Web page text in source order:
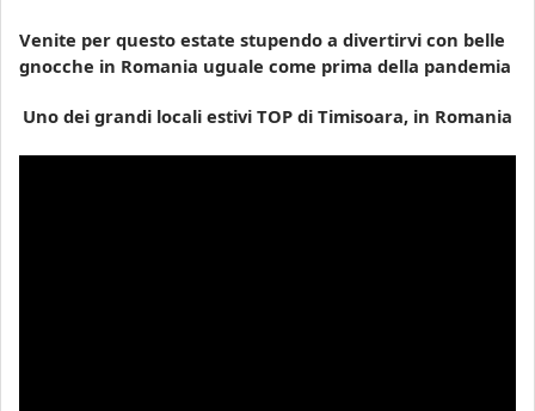
Venite per questo estate stupendo a divertirvi con belle
gnocche in Romania uguale come prima della pandemia
Uno dei grandi locali estivi TOP di Timisoara, in Romania